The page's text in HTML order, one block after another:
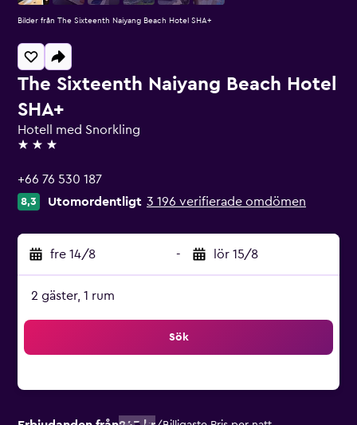
The Sixteenth Naiyang Beach Hotel
SHA+
Hotell med Snorkling
3 stjärnor
+66 76 530 187
8,3 Utomordentligt 3 196 verifierade omdömen
fre 14/8 - lör 15/8
2 gäster, 1 rum
Sök
Bilder från The Sixteenth Naiyang Beach Hotel SHA+